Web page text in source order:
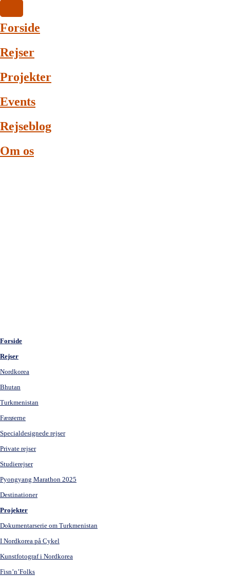
Forside
Rejser
Projekter
Events
Rejseblog
Om os
Forside
Rejser
Nordkorea
Bhutan
Turkmenistan
Færøerne
Specialdesignede rejser
Private rejser
Studierejser
Pyongyang Marathon 2025
Destinationer
Projekter
Dokumentarserie om Turkmenistan
I Nordkorea på Cykel
Kunstfotograf i Nordkorea
Fisn’n’Folks